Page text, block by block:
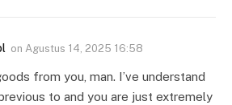
on Agustus 14, 2025 16:58
from you, man. I’ve understand
to and you are just extremely